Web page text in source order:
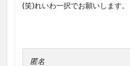
(笑)れいわ一択でお願いします。
匿名